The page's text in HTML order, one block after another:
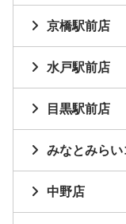
京橋駅前店
水戸駅前店
目黒駅前店
みなとみら
中野店